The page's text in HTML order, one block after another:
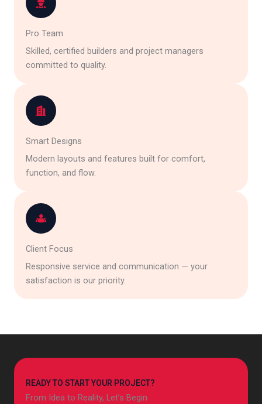
Pro Team
Skilled, certified builders and project managers
committed to quality.
Smart Designs
Modern layouts and features built for comfort,
function, and flow.
Client Focus
Responsive service and communication — your
satisfaction is our priority.
READY TO START YOUR PROJECT?
From Idea to Reality, Let’s Begin